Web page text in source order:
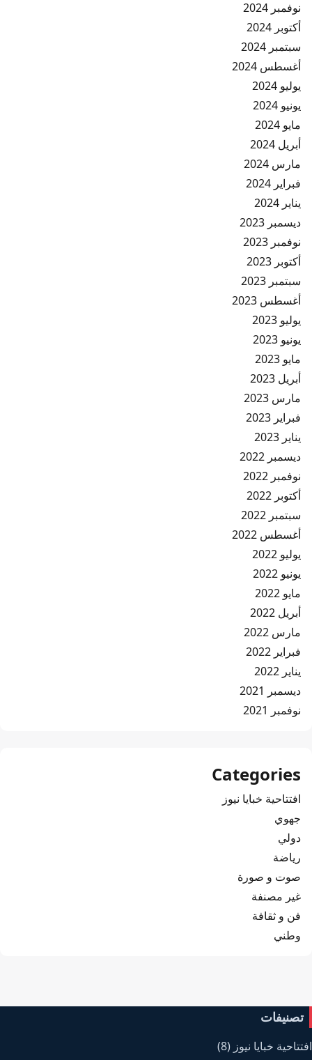
نوفمبر 2024
أكتوبر 2024
سبتمبر 2024
أغسطس 2024
يوليو 2024
يونيو 2024
مايو 2024
أبريل 2024
مارس 2024
فبراير 2024
يناير 2024
ديسمبر 2023
نوفمبر 2023
أكتوبر 2023
سبتمبر 2023
أغسطس 2023
يوليو 2023
يونيو 2023
مايو 2023
أبريل 2023
مارس 2023
فبراير 2023
يناير 2023
ديسمبر 2022
نوفمبر 2022
أكتوبر 2022
سبتمبر 2022
أغسطس 2022
يوليو 2022
يونيو 2022
مايو 2022
أبريل 2022
مارس 2022
فبراير 2022
يناير 2022
ديسمبر 2021
نوفمبر 2021
Categories
افتتاحية خبايا نيوز
جهوي
دولي
رياضة
صوت و صورة
غير مصنفة
فن و ثقافة
وطني
تصنيفات
افتتاحية خبايا نيوز (8)